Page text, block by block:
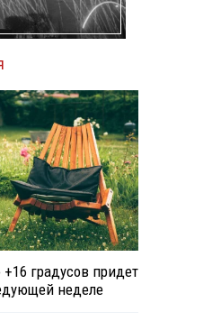
градусов придет
неделе